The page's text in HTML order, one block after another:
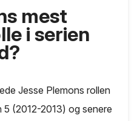
mest
i serien
Jesse Plemons rollen
(2012-2013) og senere